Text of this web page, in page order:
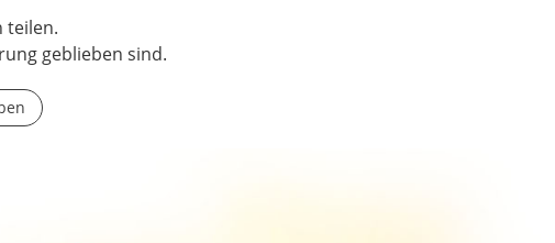
teilen.
geblieben sind.